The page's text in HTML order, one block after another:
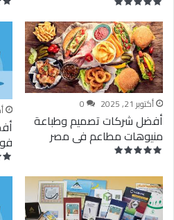
أكتوبر 21, 2025 0
أفضل شركات تصميم وطباعة
منيوهات مطاعم فى مصر